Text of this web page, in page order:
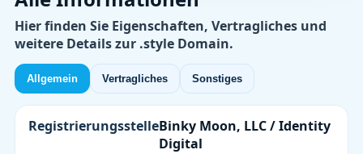
Hier finden Sie Eigenschaften, Vertragliches und
weitere Details zur .style Domain.
Allgemein Vertragliches Sonstiges
RegistrierungsstelleBinky Moon, LLC / Identity
Digital